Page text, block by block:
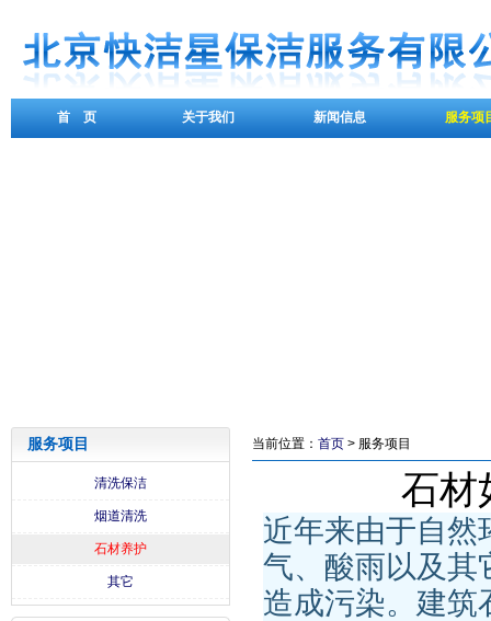
首 页 关于我们 新闻信息 服务项
服务项目
清洗保洁
烟道清洗
石材养护
其它
当前位置： 首页 > 服务项目
石材
近年来由于自然
气、酸雨以及其
造成污染。建筑